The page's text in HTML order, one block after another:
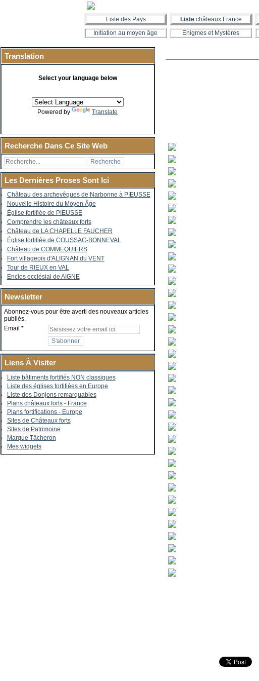
Liste des Pays Liste châteaux France
Initiation au moyen âge
Enigmes et Mystères
Translation
Select your language below
Powered by Translate
Recherche Dans Ce Site Web
Les Dernières Proses Sont Ici
Château des archevêques de Narbonne à PIEUSSE
Nouvelle Histoire du Moyen Âge
Église fortifiée de PIEUSSE
Comprendre les châteaux forts
Château de LA CHAPELLE FAUCHER
Église fortifiée de COUSSAC-BONNEVAL
Château de COMMEQUIERS
Fort villageois d'ALIGNAN du VENT
Tour de RIEUX en VAL
Enclos ecclésial de AIGNE
Newsletter
Abonnez-vous pour être averti des nouveaux articles
publiés.
Email
Liens À Visiter
Liste bâtiments fortifiés NON classiques
Liste des églises fortifiées en Europe
Liste des Donjons remarquables
Plans châteaux forts - France
Plans fortifications - Europe
Sites de Châteaux forts
Sites de Patrimoine
Marque Tâcheron
Mes widgets